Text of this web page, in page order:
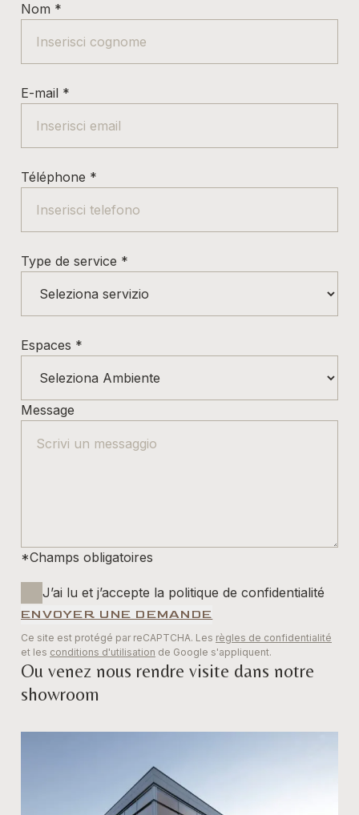
Nom *
E-mail *
Téléphone *
Type de service *
Espaces *
Message
*Champs obligatoires
J’ai lu et j’accepte la politique de confidentialité
ENVOYER UNE DEMANDE
Ce site est protégé par reCAPTCHA. Les règles de confidentialité
et les conditions d'utilisation de Google s'appliquent.
Ou venez nous rendre visite dans notre
showroom